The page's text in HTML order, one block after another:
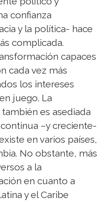
confianza
y la política- hace
complicada.
capaces
cada vez más
los intereses
juego. La
es asediada
–y creciente-
en varios países,
No obstante, más
a la
en cuanto a
y el Caribe